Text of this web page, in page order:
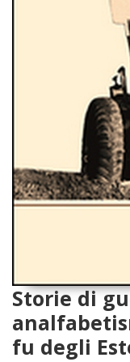
Storie di
fu degli